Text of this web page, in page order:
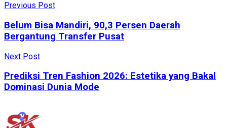
Previous Post
Belum Bisa Mandiri, 90,3 Persen Daerah
Bergantung Transfer Pusat
Next Post
Prediksi Tren Fashion 2026: Estetika yang Bakal
Dominasi Dunia Mode